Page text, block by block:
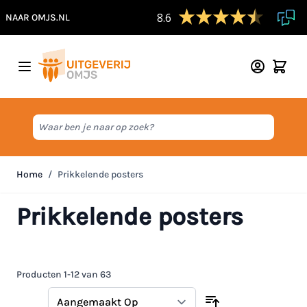
NAAR OMJS.NL 8.6
Waar ben je naar op zoek?
Home / Prikkelende posters
Prikkelende posters
Producten 1-12van 63